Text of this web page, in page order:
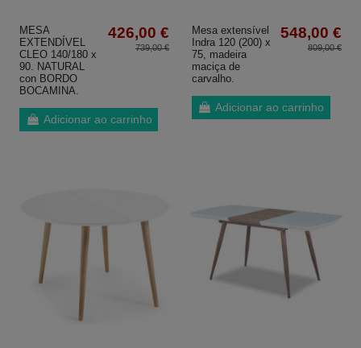
MESA
EXTENDÍVEL
CLEO 140/180 x
90. NATURAL
con BORDO
BOCAMINA.
426,00 €
739,00 €
Adicionar ao carrinho
Mesa extensível
Indra 120 (200) x
75, madeira
maciça de
carvalho.
548,00 €
809,00 €
Adicionar ao carrinho